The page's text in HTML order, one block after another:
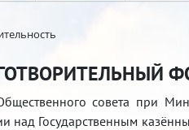
совета при
над Государственным